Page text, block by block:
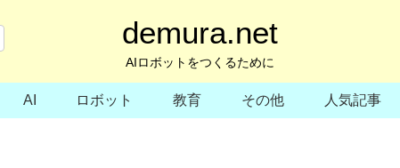
demura.net
AIロボットをつくるために
AI ロボット 教育 その他 人気記事